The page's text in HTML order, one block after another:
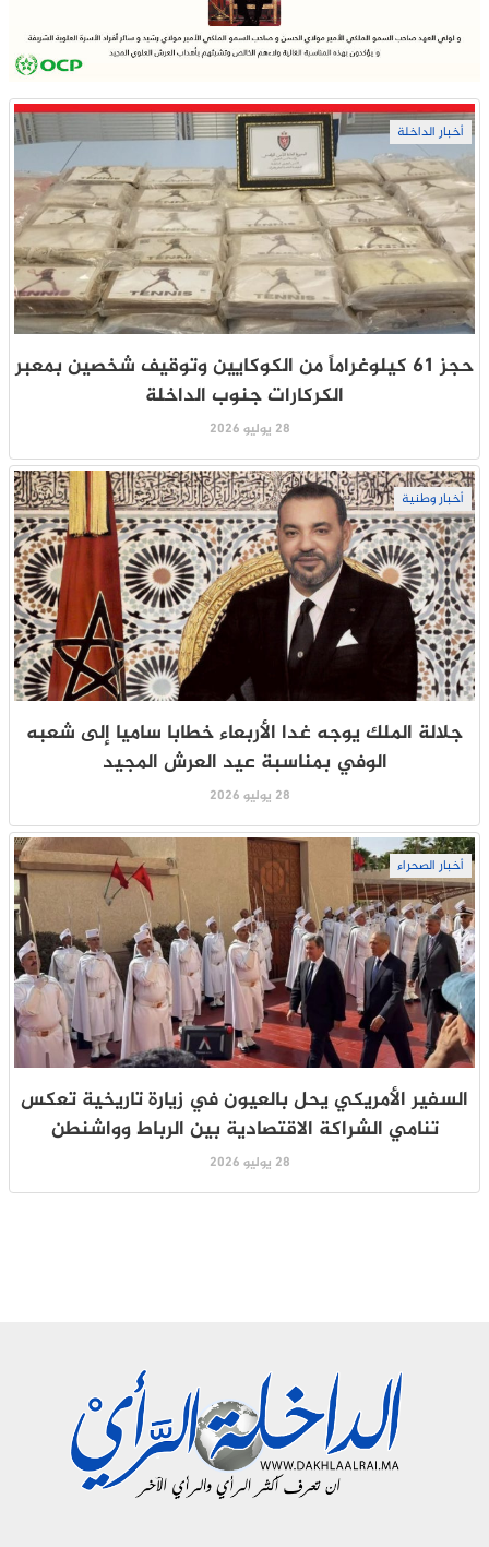
أخبار الداخلة
حجز 61 كيلوغراماً من الكوكايين وتوقيف شخصين بمعبر
الكركارات جنوب الداخلة
28 يوليو 2026
أخبار وطنية
جلالة الملك يوجه غدا الأربعاء خطابا ساميا إلى شعبه
الوفي بمناسبة عيد العرش المجيد
28 يوليو 2026
أخبار الصحراء
السفير الأمريكي يحل بالعيون في زيارة تاريخية تعكس
تنامي الشراكة الاقتصادية بين الرباط وواشنطن
28 يوليو 2026